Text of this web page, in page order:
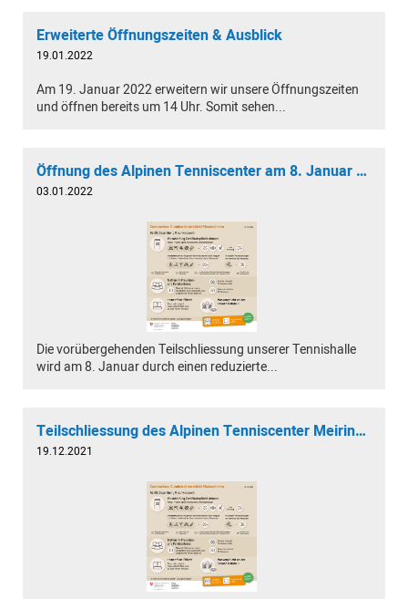
Erweiterte Öffnungszeiten & Ausblick
19.01.2022
Am 19. Januar 2022 erweitern wir unsere Öffnungszeiten
und öffnen bereits um 14 Uhr. Somit sehen...
Öffnung des Alpinen Tenniscenter am 8. Januar 2022
03.01.2022
Die vorübergehenden Teilschliessung unserer Tennishalle
wird am 8. Januar durch einen reduzierte...
Teilschliessung des Alpinen Tenniscenter Meiringen
19.12.2021